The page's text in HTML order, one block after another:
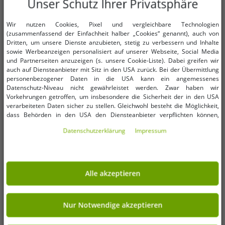
Verfügbare Größen
S
2er Pack THE NORTH FACE
Mountain Athletics Herren Fleece-
Shorts sportliche Sommer-Hose
mit Eingriffstaschen
NF0A82300EA1 Blau
UVP:119,98 €* 9,99 €
In den Warenkorb
Verfügbare Größen
S
THE NORTH FACE Mountain
Athletics Herren Fleece-Shorts
sportliche Sommer-Hose mit
Eingrifftaschen NF0A82300EA1
Blau
UVP:59,99 €* 5,99 €
In den Warenkorb
-96% -82%
Unser Schutz Ihrer Privatsphäre
Wir nutzen Cookies, Pixel und vergleichbare Technologien
(zusammenfassend der Einfachheit halber „Cookies“ genannt), auch von
Dritten, um unsere Dienste anzubieten, stetig zu verbessern und Inhalte
sowie Werbeanzeigen personalisiert auf unserer Webseite, Social Media
und Partnerseiten anzuzeigen (s. unsere Cookie-Liste). Dabei greifen wir
auch auf Diensteanbieter mit Sitz in den USA zurück. Bei der Übermittlung
personenbezogener Daten in die USA kann ein angemessenes
Datenschutz-Niveau nicht gewährleistet werden. Zwar haben wir
Vorkehrungen getroffen, um insbesondere die Sicherheit der in den USA
verarbeiteten Daten sicher zu stellen. Gleichwohl besteht die Möglichkeit,
dass Behörden in den USA den Diensteanbieter verpflichten können,
im Einzelfall auf Basis entsprechender US-Gesetzgebung, ein wirksamer
Zugriff informiert wirst. Mit Deiner Einwilligung gem. Art. 49 Abs. 1 lit. a
DSGVO erklärst Du Dich in die Übermittlung in die USA für einverstanden
(s.a. unsere Datenschutzerklärung). Du hast die Wahl, ob nur notwendige
Cookies verwendet werden sollen oder ob Du darüber hinaus weitere
Cookies akzeptieren möchtest. Standardmäßig sind nur notwendige Dienste
aktiv, was Du unter „Nur Notwendige akzeptieren verwenden“ bestätigen
kannst. Du kannst Deine Einwilligung entweder für „Alle akzeptieren“
erklären oder unter „Weitere Einstellungen“ an Deine Wünsche anpassen.
Daten­schutz­erklärung Impressum
Alle akzeptieren
Nur Notwendige akzeptieren